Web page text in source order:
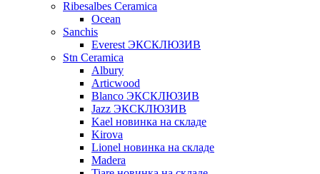
Ribesalbes Ceramica
Ocean
Sanchis
Everest ЭКСКЛЮЗИВ
Stn Ceramica
Albury
Articwood
Blanco ЭКСКЛЮЗИВ
Jazz ЭКСКЛЮЗИВ
Kael новинка на складе
Kirova
Lionel новинка на складе
Madera